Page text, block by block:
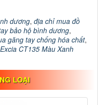
dương, địa chỉ mua đồ
bảo hộ bình dương,
găng tay chống hóa chất,
CT135 Màu Xanh
LOẠI